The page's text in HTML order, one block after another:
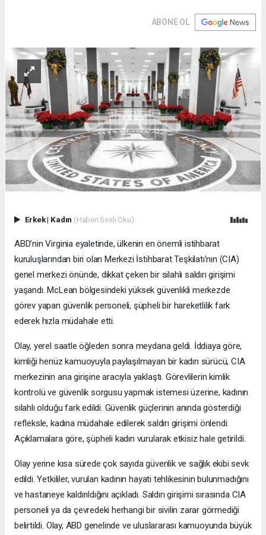
ABONE OL
Erkek| Kadın (Haberi Sesli Oku)
ABD’nin Virginia eyaletinde, ülkenin en önemli istihbarat
kuruluşlarından biri olan Merkezi İstihbarat Teşkilatı'nın (CIA)
genel merkezi önünde, dikkat çeken bir silahlı saldırı girişimi
yaşandı. McLean bölgesindeki yüksek güvenlikli merkezde
görev yapan güvenlik personeli, şüpheli bir hareketlilik fark
ederek hızla müdahale etti.
Olay, yerel saatle öğleden sonra meydana geldi. İddiaya göre,
kimliği henüz kamuoyuyla paylaşılmayan bir kadın sürücü, CIA
merkezinin ana girişine aracıyla yaklaştı. Görevlilerin kimlik
kontrolü ve güvenlik sorgusu yapmak istemesi üzerine, kadının
silahlı olduğu fark edildi. Güvenlik güçlerinin anında gösterdiği
refleksle, kadına müdahale edilerek saldırı girişimi önlendi.
Açıklamalara göre, şüpheli kadın vurularak etkisiz hale getirildi.
Olay yerine kısa sürede çok sayıda güvenlik ve sağlık ekibi sevk
edildi. Yetkililer, vurulan kadının hayati tehlikesinin bulunmadığını
ve hastaneye kaldırıldığını açıkladı. Saldırı girişimi sırasında CIA
personeli ya da çevredeki herhangi bir sivilin zarar görmediği
belirtildi. Olay, ABD genelinde ve uluslararası kamuoyunda büyük